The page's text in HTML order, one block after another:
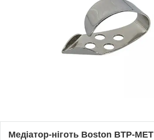
Медіатор-ніготь Boston BTP-MET